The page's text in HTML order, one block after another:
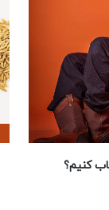
کنیم؟